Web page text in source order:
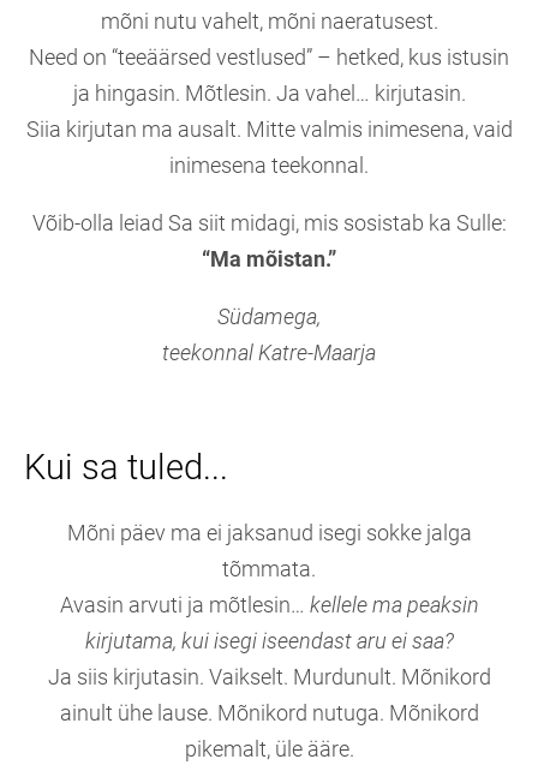
mõni nutu vahelt, mõni naeratusest.
Need on “teeäärsed vestlused” – hetked, kus istusin
ja hingasin. Mõtlesin. Ja vahel… kirjutasin.
Siia kirjutan ma ausalt. Mitte valmis inimesena, vaid
inimesena teekonnal.
Võib-olla leiad Sa siit midagi, mis sosistab ka Sulle:
“Ma mõistan.”
Südamega,
teekonnal Katre-Maarja
Kui sa tuled...
Mõni päev ma ei jaksanud isegi sokke jalga
tõmmata.
Avasin arvuti ja mõtlesin… kellele ma peaksin
kirjutama, kui isegi iseendast aru ei saa?
Ja siis kirjutasin. Vaikselt. Murdunult. Mõnikord
ainult ühe lause. Mõnikord nutuga. Mõnikord
pikemalt, üle ääre.